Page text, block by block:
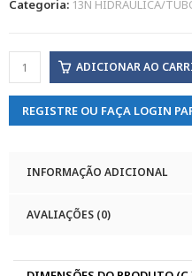
Categoria: 13N HIDRAULICA/
ADICIONAR AO
REGISTRE OU FAÇA LOGIN
INFORMAÇÃO ADICIONAL
AVALIAÇÕES (0)